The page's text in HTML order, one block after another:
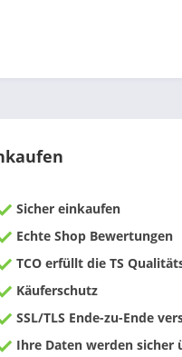
Sicher einkaufen
Echte Shop Bewertungen
TCO erfüllt die TS
Käuferschutz
SSL/TLS Ende-zu-Ende
Ihre Daten werden